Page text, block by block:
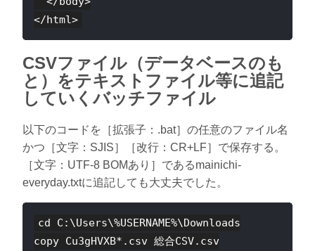
CSVファイル（データベースのも
と）をテキストファイル等に追記
していくバッチファイル
以下のコードを［拡張子：.bat］の任意のファイル名
かつ［文字：SJIS］［改行：CR+LF］で保存する。
［文字：UTF-8 BOMあり］であるmainichi-
everyday.txtに追記しても大丈夫でした。
cd C:\Users\%USERNAME%\Downloads
copy Cu3gHVXB*.csv 総合CSV.csv